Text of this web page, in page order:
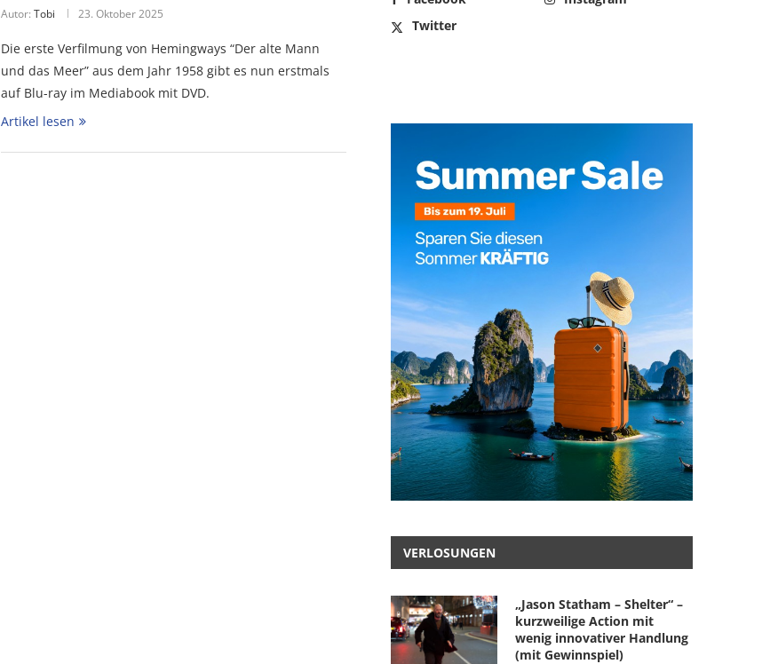
Autor: Tobi 23. Oktober 2025
Die erste Verfilmung von Hemingways “Der alte Mann
und das Meer” aus dem Jahr 1958 gibt es nun erstmals
auf Blu-ray im Mediabook mit DVD.
Artikel lesen
Twitter
VERLOSUNGEN
„Jason Statham – Shelter“ –
kurzweilige Action mit
wenig innovativer Handlung
(mit Gewinnspiel)